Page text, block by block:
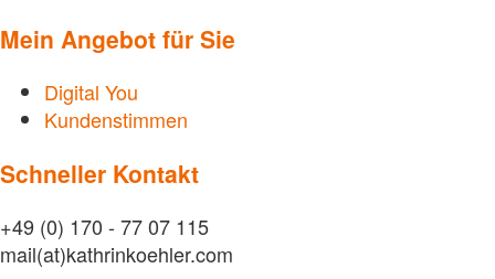
Mein Angebot für Sie
Digital You
Kundenstimmen
Schneller Kontakt
+49 (0) 170 - 77 07 115
mail(at)kathrinkoehler.com